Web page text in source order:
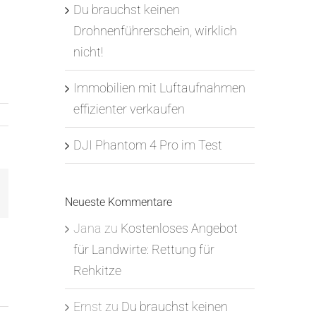
Du brauchst keinen
Drohnenführerschein, wirklich
nicht!
Immobilien mit Luftaufnahmen
effizienter verkaufen
DJI Phantom 4 Pro im Test
Neueste Kommentare
Jana zu Kostenloses Angebot
für Landwirte: Rettung für
Rehkitze
Ernst zu Du brauchst keinen